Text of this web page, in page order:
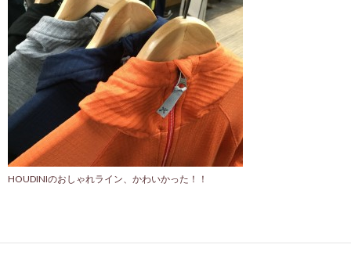
HOUDINIのおしゃれライン、かわいかった！！